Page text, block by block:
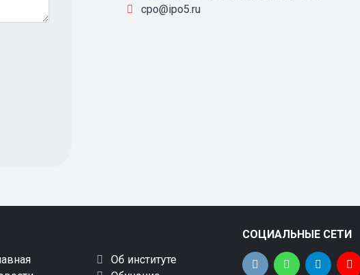
cpo@ipo5.ru
Об институте
СОЦИАЛЬНЫЕ СЕТИ